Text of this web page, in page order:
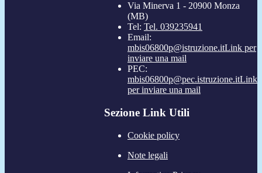
Via Minerva 1 - 20900 Monza
(MB)
Tel: Tel. 039235941
Email:
mbis06800p@istruzione.itLink per
inviare una mail
PEC:
mbis06800p@pec.istruzione.itLink
per inviare una mail
Sezione Link Utili
Cookie policy
Note legali